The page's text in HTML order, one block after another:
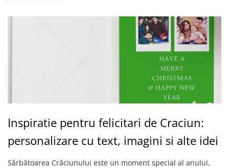
Inspiratie pentru felicitari de Craciun:
personalizare cu text, imagini si alte idei
Sărbătoarea Crăciunului este un moment special al anului,